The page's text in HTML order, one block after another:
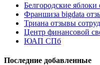
Белгородские
Франшиза bigdata
Триана отзывы
Центр финансовой
ЮАП СПб
Последние добавленные